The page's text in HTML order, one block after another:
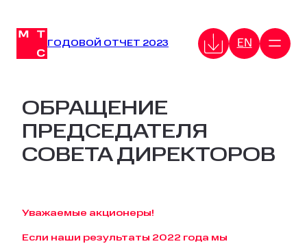
содержимомуГОДОВОЙ ОТЧЕТ 2023 EN
ОБРАЩЕНИЕ
ПРЕДСЕДАТЕЛЯ
СОВЕТА ДИРЕКТОРОВ
Уважаемые акционеры!
Если наши результаты 2022 года мы